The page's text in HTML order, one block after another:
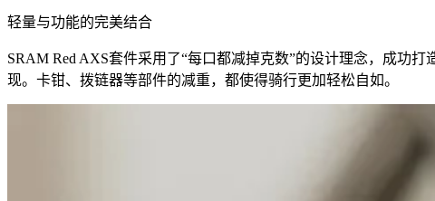
轻量与功能的完美结合
SRAM Red AXS套件采用了“每口都减掉克数”的设计理念，成功
现。卡钳、拨链器等部件的减重，都使得骑行更加轻松自如。